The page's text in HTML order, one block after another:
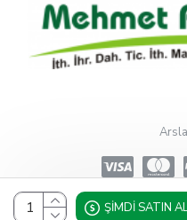
ŞIMDI SATIN